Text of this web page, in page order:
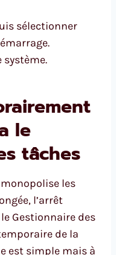
sélectionner
système.
le
tâches
les
l’arrêt
Gestionnaire des
de la
est simple mais à